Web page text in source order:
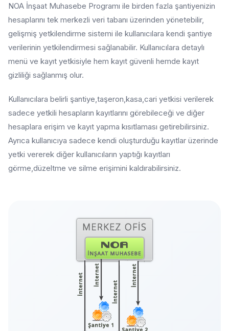
NOA İnşaat Muhasebe Programı ile birden fazla şantiyenizin
hesaplarını tek merkezli veri tabanı üzerinden yönetebilir,
gelişmiş yetkilendirme sistemi ile kullanıcılara kendi şantiye
verilerinin yetkilendirmesi sağlanabilir. Kullanıcılara detaylı
menü ve kayıt yetkisiyle hem kayıt güvenli hemde kayıt
gizliliği sağlanmış olur.
Kullanıcılara belirli şantiye,taşeron,kasa,cari yetkisi verilerek
sadece yetkili hesapların kayıtlarını görebileceği ve diğer
hesaplara erişim ve kayıt yapma kısıtlaması getirebilirsiniz.
Ayrıca kullanıcıya sadece kendi oluşturduğu kayıtlar üzerinde
yetki vererek diğer kullanıcıların yaptığı kayıtları
görme,düzeltme ve silme erişimini kaldırabilirsiniz.